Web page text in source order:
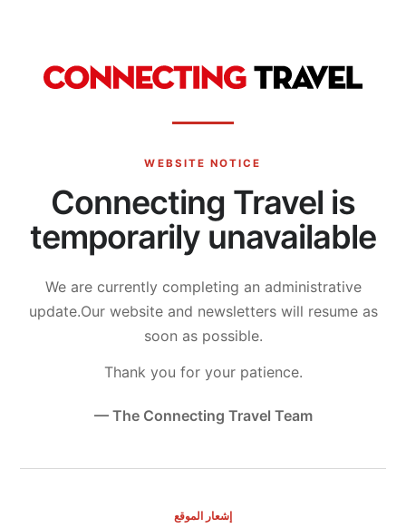
WEBSITE NOTICE
Connecting Travel is
temporarily unavailable
We are currently completing an administrative
update.Our website and newsletters will resume as
soon as possible.
Thank you for your patience.
— The Connecting Travel Team
إشعار الموقع